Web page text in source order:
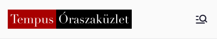
Tempus